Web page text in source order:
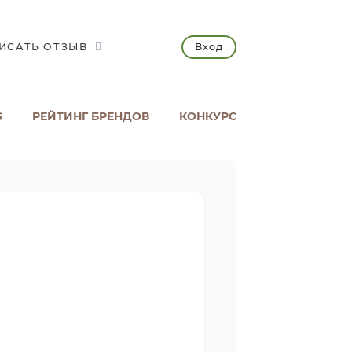
ОТЗЫВ Вход
РЕЙТИНГ БРЕНДОВ КОНКУРС